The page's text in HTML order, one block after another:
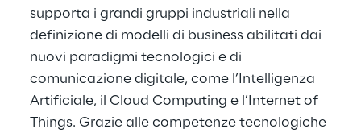
supporta i grandi gruppi industriali nella
definizione di modelli di business abilitati dai
nuovi paradigmi tecnologici e di
comunicazione digitale, come l’Intelligenza
Artificiale, il Cloud Computing e l’Internet of
Things. Grazie alle competenze tecnologiche